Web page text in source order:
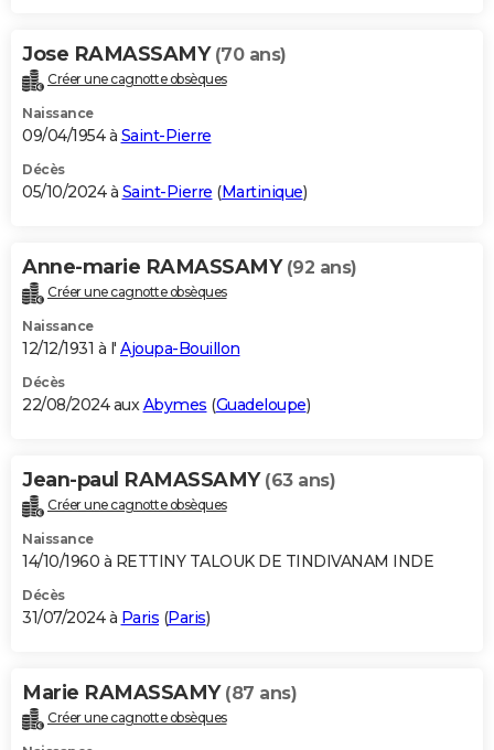
Jose RAMASSAMY (70 ans)
Créer une cagnotte obsèques
Naissance
09/04/1954 à Saint-Pierre
Décès
05/10/2024 à Saint-Pierre (Martinique)
Anne-marie RAMASSAMY (92 ans)
Créer une cagnotte obsèques
Naissance
12/12/1931 à l' Ajoupa-Bouillon
Décès
22/08/2024 auxAbymes (Guadeloupe)
Jean-paul RAMASSAMY (63 ans)
Créer une cagnotte obsèques
Naissance
14/10/1960 à RETTINY TALOUK DE TINDIVANAM INDE
Décès
31/07/2024 à Paris (Paris)
Marie RAMASSAMY (87 ans)
Créer une cagnotte obsèques